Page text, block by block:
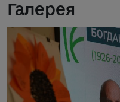
Галерея